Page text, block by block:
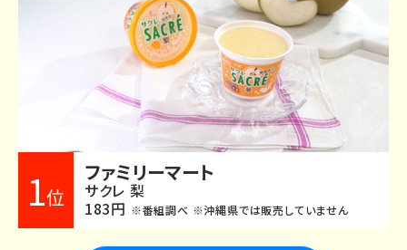
1位
ファミリーマート
サクレ 梨
183円 ※番組調べ ※沖縄県では販売していません